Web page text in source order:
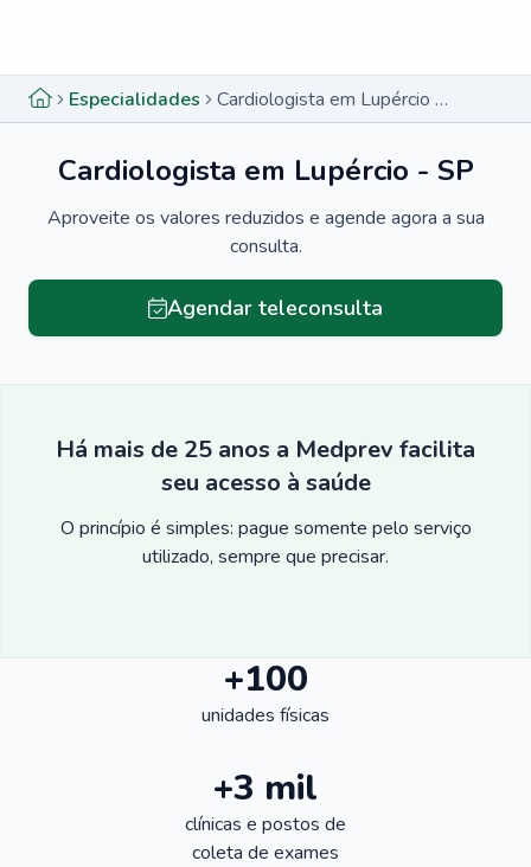
Especialidades Cardiologista em Lupércio - SP
Cardiologista em Lupércio - SP
Aproveite os valores reduzidos e agende agora a sua
consulta.
Agendar teleconsulta
Há mais de 25 anos a Medprev facilita
seu acesso à saúde
O princípio é simples: pague somente pelo serviço
utilizado, sempre que precisar.
+100
unidades físicas
+3 mil
clínicas e postos de
coleta de exames